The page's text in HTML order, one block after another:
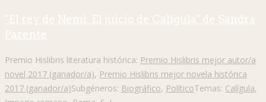
"El rey de Nemi. El juicio de Calígula" de Sandra
Parente
Premio Hislibris literatura histórica: Premio Hislibris mejor autor/a
novel 2017 (ganador/a), Premio Hislibris mejor novela histórica
2017 (ganador/a)Subgéneros: Biográfico, PolíticoTemas: Calígula,